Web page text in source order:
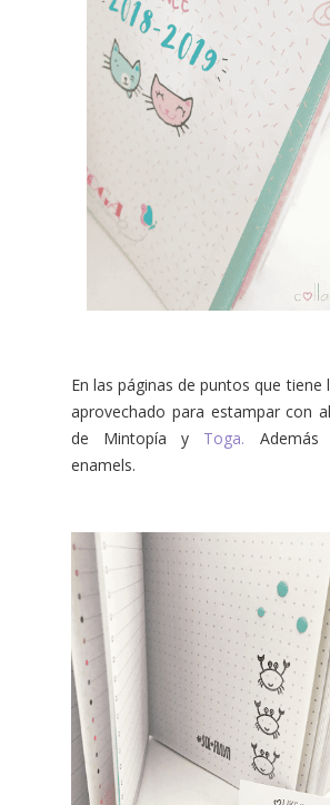
En las páginas de puntos que tiene
aprovechado para estampar con
de Mintopía y Toga. Además
enamels.